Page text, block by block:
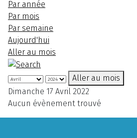
Par année
Par mois
Par semaine
Aujourd'hui
Aller au mois
Aller au mois
Dimanche 17 Avril 2022
Aucun évènement trouvé